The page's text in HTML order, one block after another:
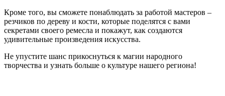
Кроме того, вы сможете понаблюдать за работой мастеров –
резчиков по дереву и кости, которые поделятся с вами
секретами своего ремесла и покажут, как создаются
удивительные произведения искусства.
Не упустите шанс прикоснуться к магии народного
творчества и узнать больше о культуре нашего региона!